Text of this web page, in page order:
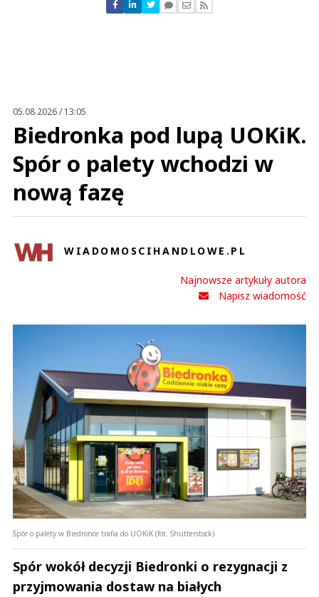
Nie znaleziono komentarzy
Zostaw swoje komentarze
05.08.2026 / 13:05
Biedronka pod lupą UOKiK.
Spór o palety wchodzi w
nową fazę
WIADOMOSCIHANDLOWE.PL
Najnowsze artykuły autora
Napisz wiadomość
Spór o palety w Biedronce trafia do UOKiK (fot. Shutterstock)
Spór wokół decyzji Biedronki o rezygnacji z
przyjmowania dostaw na białych